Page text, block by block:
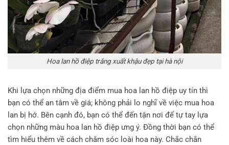
Hoa lan hồ điệp trắng xuất khậu đẹp tại hà nội
Khi lựa chọn những địa điểm mua hoa lan hồ điệp uy tín thì
bạn có thể an tâm về giá; không phải lo nghĩ về việc mua hoa
lan bị hớ. Bên cạnh đó, bạn có thể đến tận nơi để tự tay lựa
chọn những màu hoa lan hồ điệp ưng ý. Đồng thời bạn có thể
tìm hiểu thêm về cách chăm sóc loài hoa này. Chắc chắn